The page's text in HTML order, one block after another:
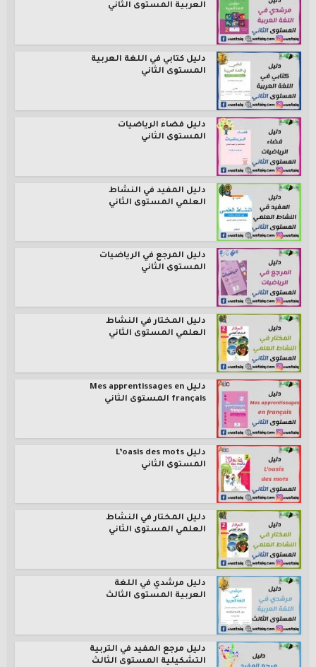
العربية المستوى الثاني
دليل كتابي في اللغة العربية
المستوى الثاني
دليل فضاء الرياضيات
المستوى الثاني
دليل المفيد في النشاط
العلمي المستوى الثاني
دليل المرجع في الرياضيات
المستوى الثاني
دليل المختار في النشاط
العلمي المستوى الثاني
دليل Mes apprentissages en
français المستوى الثاني
دليل L’oasis des mots
المستوى الثاني
دليل المختار في النشاط
العلمي المستوى الثاني
دليل مرشدي في اللغة
العربية المستوى الثالث
دليل مرجع المفيد في التربية
التشكيلية المستوى الثالث